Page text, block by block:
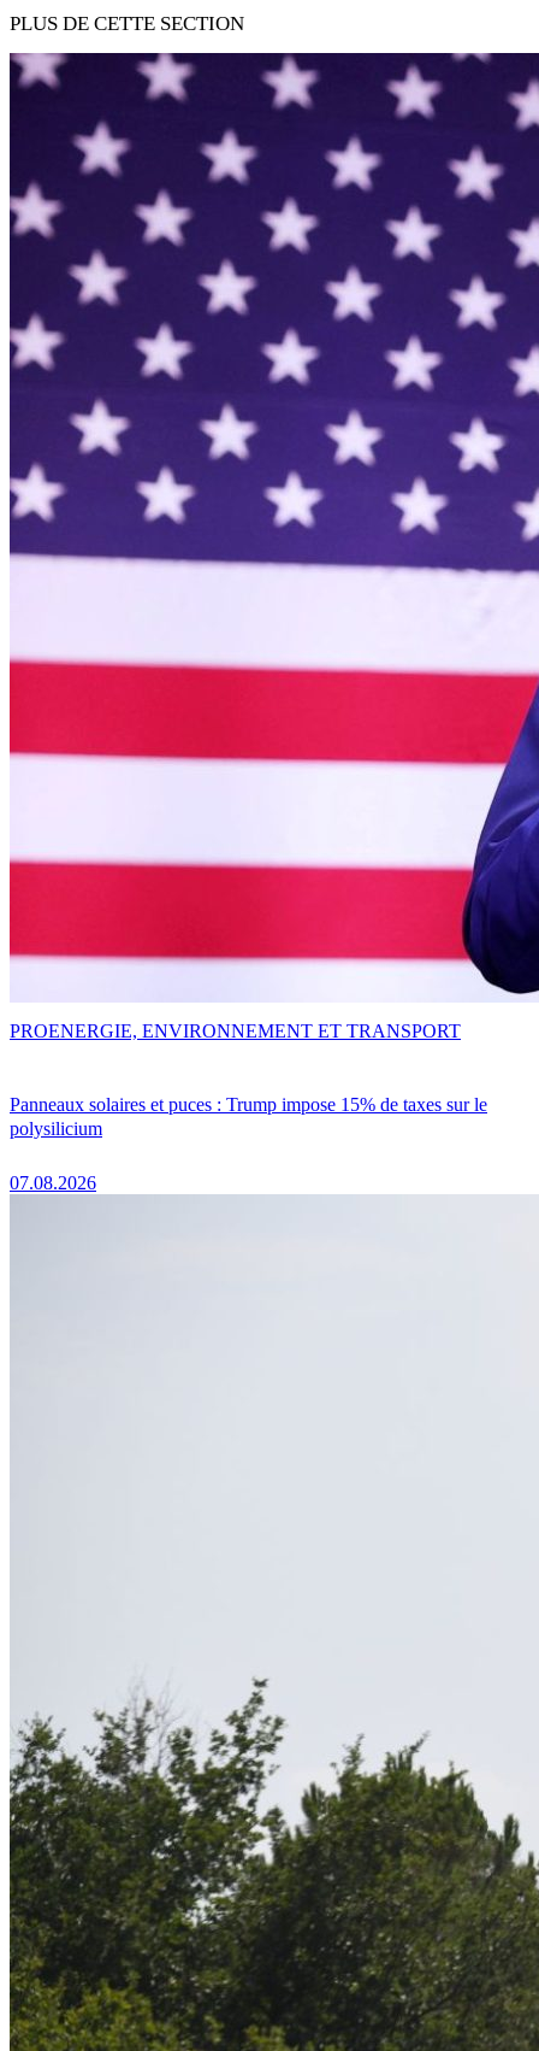
PLUS DE CETTE SECTION
Panneaux solaires et puces : Trump impose 15% de taxes sur le
polysilicium
07.08.2026
PROENERGIE, ENVIRONNEMENT ET TRANSPORT